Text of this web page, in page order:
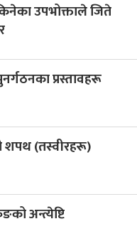
उपभोक्ताले जिते
प्रस्तावहरू
शपथ (तस्वीरहरू)
अन्त्येष्टि